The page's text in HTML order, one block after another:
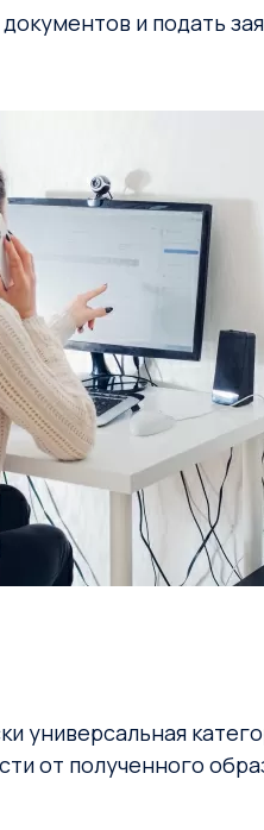
и подать
универсальная
от полученного